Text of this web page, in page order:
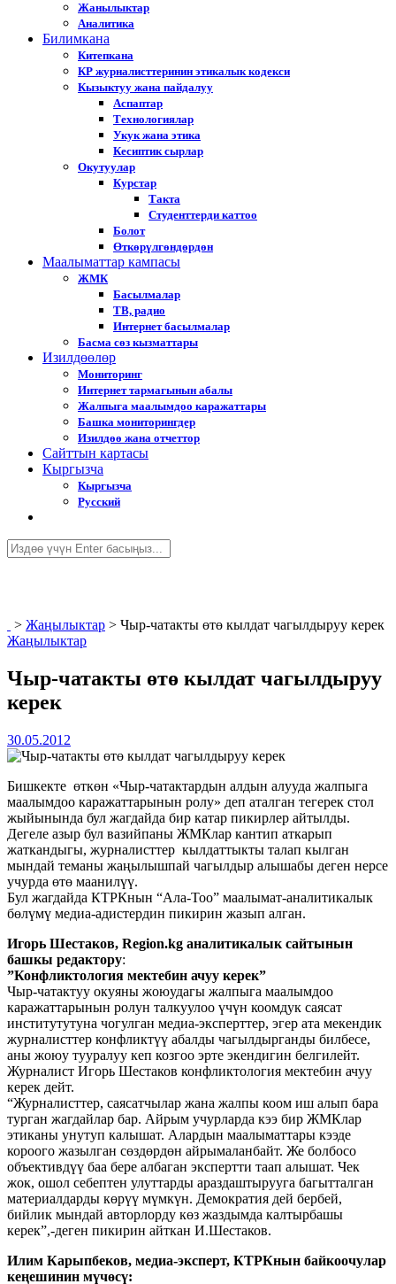
Жанылыктар
Аналитика
Билимкана
Китепкана
КР журналисттеринин этикалык кодекси
Кызыктуу жана пайдалуу
Аспаптар
Технологиялар
Укук жана этика
Кесиптик сырлар
Окутуулар
Курстар
Такта
Студенттерди каттоо
Болот
Өткөрүлгөндөрдөн
Маалыматтар кампасы
ЖМК
Басылмалар
ТВ, радио
Интернет басылмалар
Басма сөз кызматтары
Изилдөөлөр
Мониторинг
Интернет тармагынын абалы
Жалпыга маалымдоо каражаттары
Башка мониторингдер
Изилдөө жана отчеттор
Cайттын картасы
Кыргызча
Кыргызча
Русский
> Жаңылыктар > Чыр-чатакты өтө кылдат чагылдыруу керек
Жаңылыктар
Чыр-чатакты өтө кылдат чагылдыруу
керек
30.05.2012
Бишкекте өткөн «Чыр-чатактардын алдын алууда жалпыга
маалымдоо каражаттарынын ролу» деп аталган тегерек стол
жыйынында бул жагдайда бир катар пикирлер айтылды.
Дегеле азыр бул вазийпаны ЖМКлар кантип аткарып
жаткандыгы, журналисттер кылдаттыкты талап кылган
мындай теманы жаңылышпай чагылдыр алышабы деген нерсе
учурда өтө маанилүү.
Бул жагдайда КТРКнын “Ала-Тоо” маалымат-аналитикалык
бөлүмү медиа-адистердин пикирин жазып алган.
Игорь Шестаков, Region.kg аналитикалык сайтынын
башкы редактору:
”Конфликтология мектебин ачуу керек”
Чыр-чатактуу окуяны жоюудагы жалпыга маалымдоо
каражаттарынын ролун талкуулоо үчүн коомдук саясат
институтутуна чогулган медиа-эксперттер, эгер ата мекендик
журналисттер конфликтүү абалды чагылдырганды билбесе,
аны жоюу тууралуу кеп козгоо эрте экендигин белгилейт.
Журналист Игорь Шестаков конфликтология мектебин ачуу
керек дейт.
“Журналисттер, саясатчылар жана жалпы коом иш алып бара
турган жагдайлар бар. Айрым учурларда кээ бир ЖМКлар
этиканы унутуп калышат. Алардын маалыматтары кээде
короого жазылган сөздөрдөн айрымаланбайт. Же болбосо
объективдүү баа бере албаган экспертти таап алышат. Чек
жок, ошол себептен улуттарды араздаштырууга багытталган
материалдарды көрүү мүмкүн. Демократия дей бербей,
бийлик мындай авторлорду көз жаздымда калтырбашы
керек”,-деген пикирин айткан И.Шестаков.
Илим Карыпбеков, медиа-эксперт, КТРКнын байкоочулар
кеңешинин мүчөсү: